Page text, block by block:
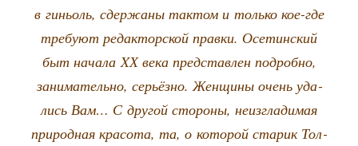
в гиньоль, сдер­жа­ны так­том и толь­ко кое-где
тре­бу­ют редак­тор­ской прав­ки. Осе­тин­ский
быт нача­ла XХ века пред­став­лен подроб­но,
зани­ма­тель­но, серьёз­но. Жен­щи­ны очень уда­
лись Вам… С дру­гой сто­ро­ны, неиз­гла­ди­мая
при­род­ная кра­со­та, та, о кото­рой ста­рик Тол­